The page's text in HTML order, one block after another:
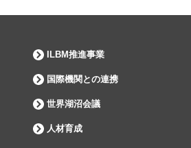
ILBM推進事業
国際機関との連携
世界湖沼会議
人材育成